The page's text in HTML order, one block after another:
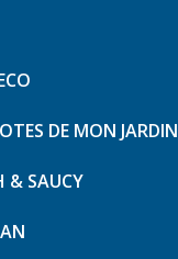
DE MON JARDIN
& SAUCY